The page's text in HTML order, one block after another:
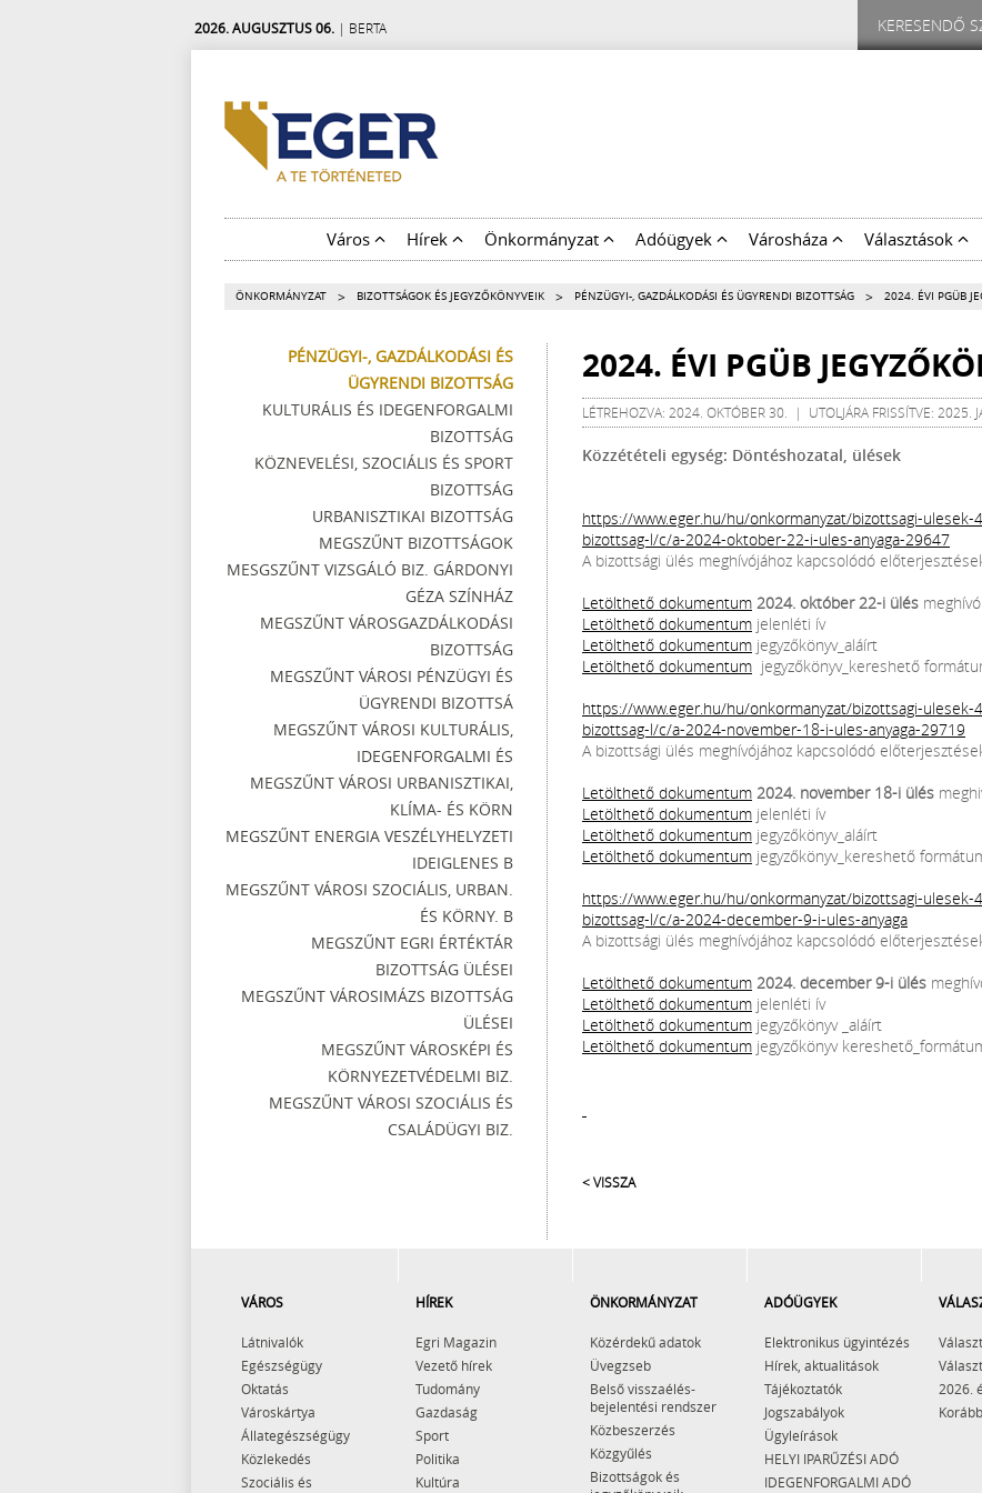
2026. AUGUSZTUS 06. | BERTA
Város Hírek Önkormányzat Adóügyek Városháza Választások
ÖNKORMÁNYZAT > BIZOTTSÁGOK ÉS JEGYZŐKÖNYVEIK > PÉNZÜGYI-, GAZDÁLKODÁSI ÉS ÜGYRENDI BIZOTTSÁG > 2024. ÉVI PGÜB
PÉNZÜGYI-, GAZDÁLKODÁSI ÉS
ÜGYRENDI BIZOTTSÁG
KULTURÁLIS ÉS IDEGENFORGALMI
BIZOTTSÁG
KÖZNEVELÉSI, SZOCIÁLIS ÉS SPORT
BIZOTTSÁG
URBANISZTIKAI BIZOTTSÁG
MEGSZŰNT BIZOTTSÁGOK
MESGSZŰNT VIZSGÁLÓ BIZ. GÁRDONYI
GÉZA SZÍNHÁZ
MEGSZŰNT VÁROSGAZDÁLKODÁSI
BIZOTTSÁG
MEGSZŰNT VÁROSI PÉNZÜGYI ÉS
ÜGYRENDI BIZOTTSÁ
MEGSZŰNT VÁROSI KULTURÁLIS,
IDEGENFORGALMI ÉS
MEGSZŰNT VÁROSI URBANISZTIKAI,
KLÍMA- ÉS KÖRN
MEGSZŰNT ENERGIA VESZÉLYHELYZETI
IDEIGLENES B
MEGSZŰNT VÁROSI SZOCIÁLIS, URBAN.
ÉS KÖRNY. B
MEGSZŰNT EGRI ÉRTÉKTÁR
BIZOTTSÁG ÜLÉSEI
MEGSZŰNT VÁROSIMÁZS BIZOTTSÁG
ÜLÉSEI
MEGSZŰNT VÁROSKÉPI ÉS
KÖRNYEZETVÉDELMI BIZ.
MEGSZŰNT VÁROSI SZOCIÁLIS ÉS
CSALÁDÜGYI BIZ.
2024. ÉVI PGÜB
LÉTREHOZVA: 2024. OKTÓBER 30. | UTOLJÁRA FRISSÍTVE: 2025.
Közzétételi egység: Döntéshozatal, ülések
https://www.eger.hu/hu/onkormanyzat/bizottsagi-ulesek-
bizottsag-l/c/a-2024-oktober-22-i-ules-anyaga-29647
A bizottsági ülés meghívójához kapcsolódó
Letölthető dokumentum 2024. október 22-i ülés meghívó
Letölthető dokumentum jelenléti ív
Letölthető dokumentum jegyzőkönyv_aláírt
Letölthető dokumentum jegyzőkönyv_kereshető
https://www.eger.hu/hu/onkormanyzat/bizottsagi-ulesek-
bizottsag-l/c/a-2024-november-18-i-ules-anyaga-29719
A bizottsági ülés meghívójához kapcsolódó
Letölthető dokumentum 2024. november 18-i ülés
Letölthető dokumentum jelenléti ív
Letölthető dokumentum jegyzőkönyv_aláírt
Letölthető dokumentum jegyzőkönyv_kereshető
https://www.eger.hu/hu/onkormanyzat/bizottsagi-ulesek-
bizottsag-l/c/a-2024-december-9-i-ules-anyaga
A bizottsági ülés meghívójához kapcsolódó
Letölthető dokumentum 2024. december 9-i ülés
Letölthető dokumentum jelenléti ív
Letölthető dokumentum jegyzőkönyv _aláírt
Letölthető dokumentum jegyzőkönyv
< VISSZA
VÁROS
Látnivalók
Egészségügy
Oktatás
Városkártya
Állategészségügy
Közlekedés
Szociális és
HÍREK
Egri Magazin
Vezető hírek
Tudomány
Gazdaság
Sport
Politika
Kultúra
ÖNKORMÁNYZAT
Közérdekű adatok
Üvegzseb
Belső visszaélés-
bejelentési rendszer
Közbeszerzés
Közgyűlés
Bizottságok és
ADÓÜGYEK
Elektronikus ügyintézés
Hírek, aktualitások
Tájékoztatók
Jogszabályok
Ügyleírások
HELYI IPARŰZÉSI ADÓ
IDEGENFORGALMI ADÓ
2026.